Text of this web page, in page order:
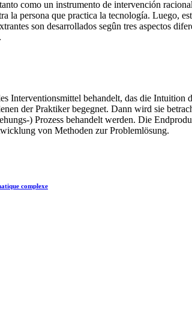
como un instrumento de intervención
la persona que practica la tecnología. Luego,
son desarrollados segûn tres aspectos
Interventionsmittel behandelt, das die
der Praktiker begegnet. Dann wird sie
) Prozess behandelt werden. Die
von Methoden zur Problemlösung.
complexe